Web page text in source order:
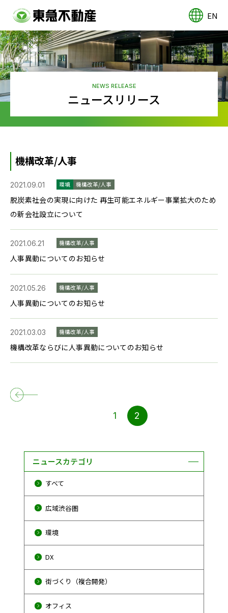
EN
NEWS RELEASE
ニュースリリース
ニュースカテゴリ
すべて
広域渋谷圏
環境
DX
街づくり（複合開発）
オフィス
機構改革/人事
2021.09.01 環境 機構改革/人事
脱炭素社会の実現に向けた 再生可能エネルギー事業拡大のため
の新会社設立について
2021.06.21 機構改革/人事
人事異動についてのお知らせ
2021.05.26 機構改革/人事
人事異動についてのお知らせ
2021.03.03 機構改革/人事
機構改革ならびに人事異動についてのお知らせ
1 2